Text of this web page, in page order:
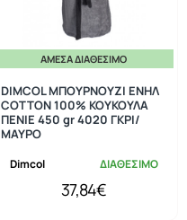
ΆΜΕΣΑ ΔΙΑΘΈΣΙΜΟ
Dimcol ΔΙΑΘΕΣΙΜΟ
DIMCOL ΜΠΟΥΡΝΟΥΖΙ ΕΝΗΛ
COTTON 100% ΚΟΥΚΟΥΛΑ
ΠΕΝΙΕ 450 gr 4020 ΓΚΡΙ/
ΜΑΥΡΟ
37,84€